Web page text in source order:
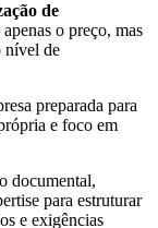
de
o preço, mas
nível de
preparada para
e foco em
documental,
para estruturar
e exigências